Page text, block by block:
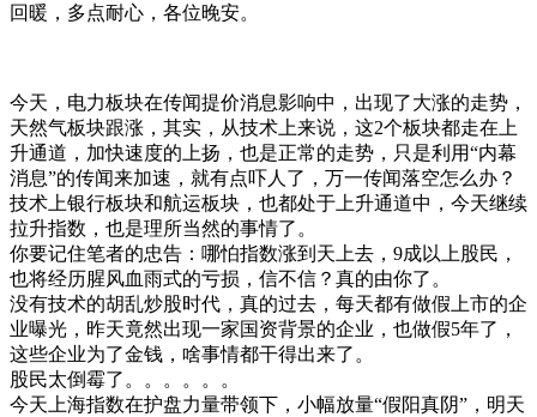
回暖，多点耐心，各位晚安。
今天，电力板块在传闻提价消息影响中，出现了大涨的走势，
天然气板块跟涨，其实，从技术上来说，这2个板块都走在上
升通道，加快速度的上扬，也是正常的走势，只是利用“内幕
消息”的传闻来加速，就有点吓人了，万一传闻落空怎么办？
技术上银行板块和航运板块，也都处于上升通道中，今天继续
拉升指数，也是理所当然的事情了。
你要记住笔者的忠告：哪怕指数涨到天上去，9成以上股民，
也将经历腥风血雨式的亏损，信不信？真的由你了。
没有技术的胡乱炒股时代，真的过去，每天都有做假上市的企
业曝光，昨天竟然出现一家国资背景的企业，也做假5年了，
这些企业为了金钱，啥事情都干得出来了。
股民太倒霉了。。。。。。
今天上海指数在护盘力量带领下，小幅放量“假阳真阴”，明天